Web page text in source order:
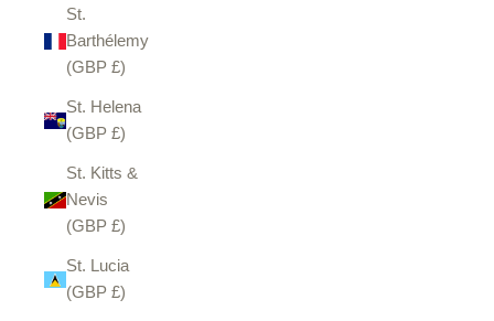
St.
Barthélemy
(GBP £)
St. Helena
(GBP £)
St. Kitts &
Nevis
(GBP £)
St. Lucia
(GBP £)